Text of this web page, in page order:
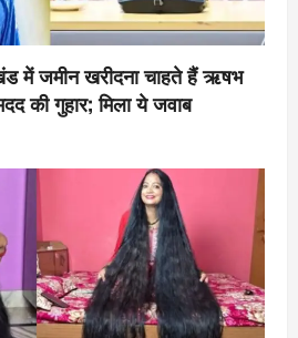
में जमीन खरीदना चाहते हैं ऋषभ
की गुहार; मिला ये जवाब